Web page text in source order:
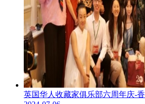
英国华人收藏家俱乐部六周年庆-